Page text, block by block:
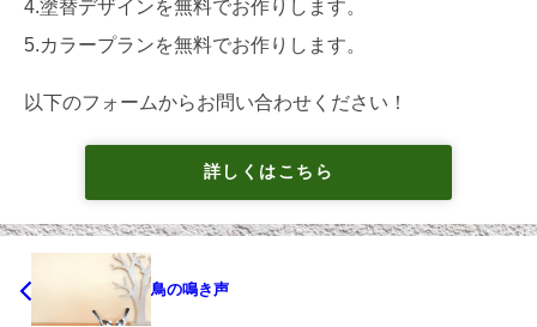
4.塗替デザインを無料でお作りします。
5.カラープランを無料でお作りします。
以下のフォームからお問い合わせください！
詳しくはこちら
鳥の鳴き声